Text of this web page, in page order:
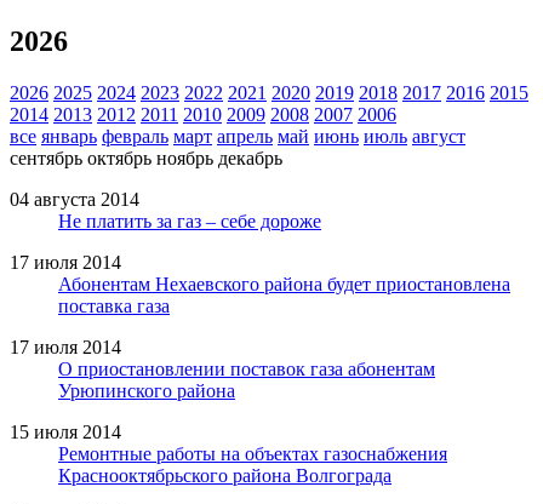
2026
2026 2025 2024 2023 2022 2021 2020 2019 2018 2017 2016 2015
2014 2013 2012 2011 2010 2009 2008 2007 2006
все январь февраль март апрель май июнь июль август
сентябрь октябрь ноябрь декабрь
04 августа 2014
Не платить за газ – себе дороже
17 июля 2014
Абонентам Нехаевского района будет приостановлена
поставка газа
17 июля 2014
О приостановлении поставок газа абонентам
Урюпинского района
15 июля 2014
Ремонтные работы на объектах газоснабжения
Краснооктябрьского района Волгограда